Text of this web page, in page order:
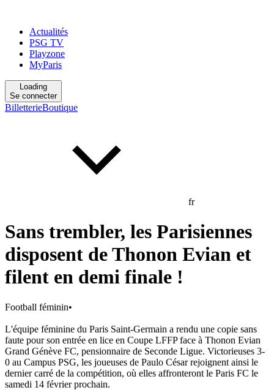
Actualités
PSG TV
Playzone
MyParis
Loading
Se connecter
BilletterieBoutique
fr
Sans trembler, les Parisiennes
disposent de Thonon Evian et
filent en demi finale !
Football féminin•
L'équipe féminine du Paris Saint-Germain a rendu une copie sans
faute pour son entrée en lice en Coupe LFFP face à Thonon Evian
Grand Génève FC, pensionnaire de Seconde Ligue. Victorieuses 3-
0 au Campus PSG, les joueuses de Paulo César rejoignent ainsi le
dernier carré de la compétition, où elles affronteront le Paris FC le
samedi 14 février prochain.